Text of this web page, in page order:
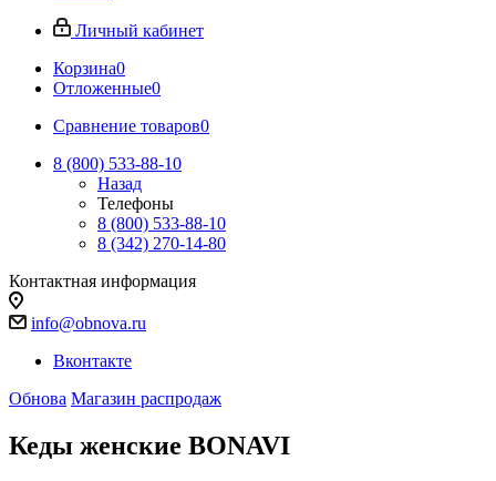
Личный кабинет
Корзина0
Отложенные0
Сравнение товаров0
8 (800) 533-88-10
Назад
Телефоны
8 (800) 533-88-10
8 (342) 270-14-80
Контактная информация
info@obnova.ru
Вконтакте
Обнова Магазин распродаж
Кеды женские BONAVI